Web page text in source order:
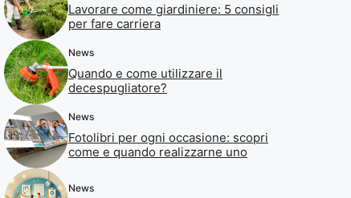
Lavorare come giardiniere: 5 consigli
per fare carriera
News
Quando e come utilizzare il
decespugliatore?
News
Fotolibri per ogni occasione: scopri
come e quando realizzarne uno
News